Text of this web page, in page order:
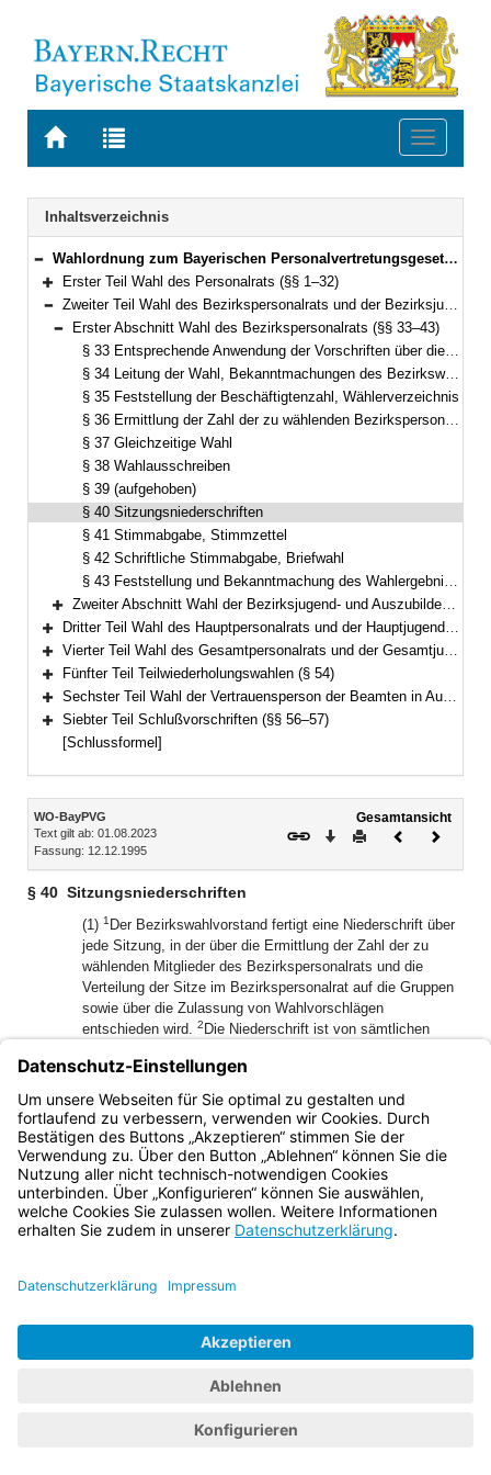
Zur
BAYERN.RECHT
Zur
letzten
Suche
Toggle
Navigation
Inhaltsverzeichnis
Bereich reduzieren
Wahlordnung zum Bayerischen Personalvertretungsgesetz (WO-BayPVG) Vom 12. Dezember 1995 (GVBl. S. 868) BayRS 2035-2-F (§§ 1–57)
Bereich erweitern
Erster Teil Wahl des Personalrats (§§ 1–32)
Bereich reduzieren
Zweiter Teil Wahl des Bezirkspersonalrats und der Bezirksjugend- und Auszubildendenvertretung (§§ 33–45)
Bereich reduzieren
Erster Abschnitt Wahl des Bezirkspersonalrats (§§ 33–43)
§ 33 Entsprechende Anwendung der Vorschriften über die Wahl des Personalrats
§ 34 Leitung der Wahl, Bekanntmachungen des Bezirkswahlvorstands
§ 35 Feststellung der Beschäftigtenzahl, Wählerverzeichnis
§ 36 Ermittlung der Zahl der zu wählenden Bezirkspersonalratsmitglieder, Verteilung der Sitze auf die Gruppen
§ 37 Gleichzeitige Wahl
§ 38 Wahlausschreiben
§ 39 (aufgehoben)
§ 40 Sitzungsniederschriften
§ 41 Stimmabgabe, Stimmzettel
§ 42 Schriftliche Stimmabgabe, Briefwahl
§ 43 Feststellung und Bekanntmachung des Wahlergebnisses
Bereich erweitern
Zweiter Abschnitt Wahl der Bezirksjugend- und Auszubildendenvertretung (§§ 44–45)
Bereich erweitern
Dritter Teil Wahl des Hauptpersonalrats und der Hauptjugend- und Auszubildendenvertretung (§§ 46–52)
Bereich erweitern
Vierter Teil Wahl des Gesamtpersonalrats und der Gesamtjugend- und Auszubildendenvertretung (§ 53)
Bereich erweitern
Fünfter Teil Teilwiederholungswahlen (§ 54)
Bereich erweitern
Sechster Teil Wahl der Vertrauensperson der Beamten in Ausbildung und der nicht zum Stammpersonal gehörenden Beamten der Einsatzstufen bei der Bayerischen Bereitschaftspolizei (§ 55)
Bereich erweitern
Siebter Teil Schlußvorschriften (§§ 56–57)
[Schlussformel]
Inhalt
WO-BayPVG
Text gilt ab: 01.08.2023
Fassung: 12.12.1995
Gesamtansicht
Download
DruckenVorheriges
§ 40 Sitzungsniederschriften
(1) 1 Der Bezirkswahlvorstand fertigt eine Niederschrift über
jede Sitzung, in der über die Ermittlung der Zahl der zu
wählenden Mitglieder des Bezirkspersonalrats und die
Verteilung der Sitze im Bezirkspersonalrat auf die Gruppen
sowie über die Zulassung von Wahlvorschlägen
entschieden wird. 2 Die Niederschrift ist von sämtlichen
(2) Die Niederschrift über die Sitzungen, in denen über
Einsprüche gegen das Wählerverzeichnis entschieden wird,
fertigt der örtliche Wahlvorstand.
Bayern.de
BayernPortal
Impressum